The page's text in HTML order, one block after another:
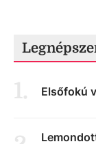
1. Elsőfokú